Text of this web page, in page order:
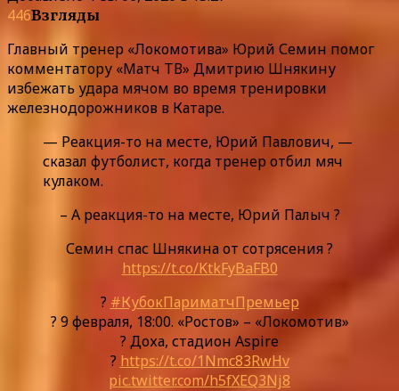
446Взгляды
Главный тренер «Локомотива» Юрий Семин помог
комментатору «Матч ТВ» Дмитрию Шнякину
избежать удара мячом во время тренировки
железнодорожников в Катаре.
— Реакция-то на месте, Юрий Павлович, —
сказал футболист, когда тренер отбил мяч
кулаком.
– А реакция-то на месте, Юрий Палыч ?
Семин спас Шнякина от сотрясения ?
https://t.co/KtkFyBaFB0
? #КубокПариматчПремьер
? 9 февраля, 18:00. «Ростов» – «Локомотив»
? Доха, стадион Aspire
? https://t.co/1Nmc83RwHv
pic.twitter.com/h5fXEQ3Nj8